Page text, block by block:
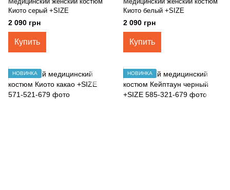
Киото серый +SIZE
2 090 грн
Купить
Киото белый +SIZE
2 090 грн
Купить
НОВИНКА НОВИНКА